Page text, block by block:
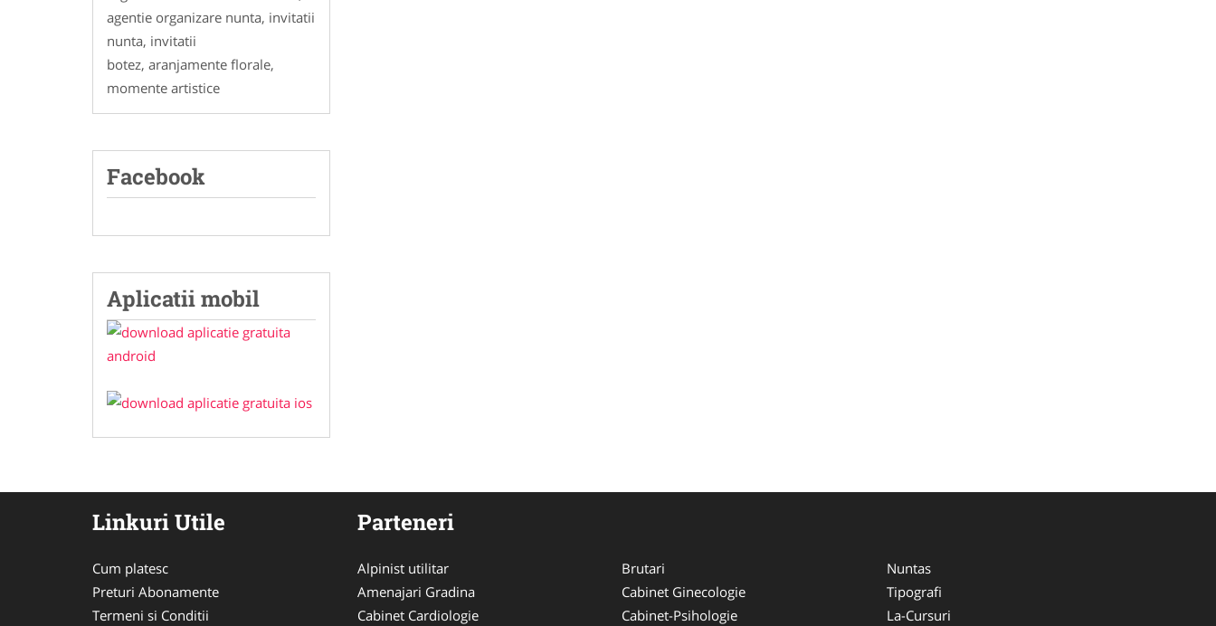
agentie organizare nunta, invitatii
nunta, invitatii
botez, aranjamente florale,
momente artistice
Facebook
Aplicatii mobil
Linkuri Utile
Cum platesc
Preturi Abonamente
Termeni si Conditii
Parteneri
Alpinist utilitar
Amenajari Gradina
Cabinet Cardiologie
Brutari
Cabinet Ginecologie
Cabinet-Psihologie
Nuntas
Tipografi
La-Cursuri